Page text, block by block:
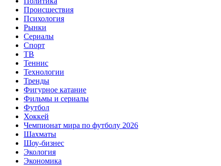
Происшествия
Психология
Рынки
Сериалы
Спорт
ТВ
Теннис
Технологии
Тренды
Фигурное катание
Фильмы и сериалы
Футбол
Хоккей
Чемпионат мира по футболу 2026
Шахматы
Шоу-бизнес
Экология
Экономика